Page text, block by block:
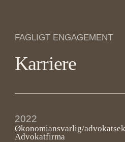
FAGLIGT ENGAGEMENT
Karriere
2022
Økonomiansvarlig/
Advokatfirma